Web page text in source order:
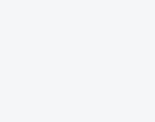
webbplats.
annan webbplats.